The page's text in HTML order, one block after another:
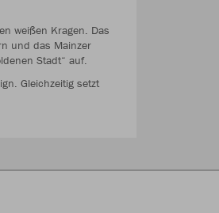
weißen Kragen. Das
und das Mainzer
Stadt“ auf.
Gleichzeitig setzt